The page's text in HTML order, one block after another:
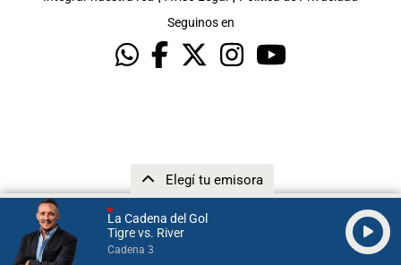
La Cadena del Gol
Tigre vs. River
Cadena 3
Elegí tu emisora
Seguinos en